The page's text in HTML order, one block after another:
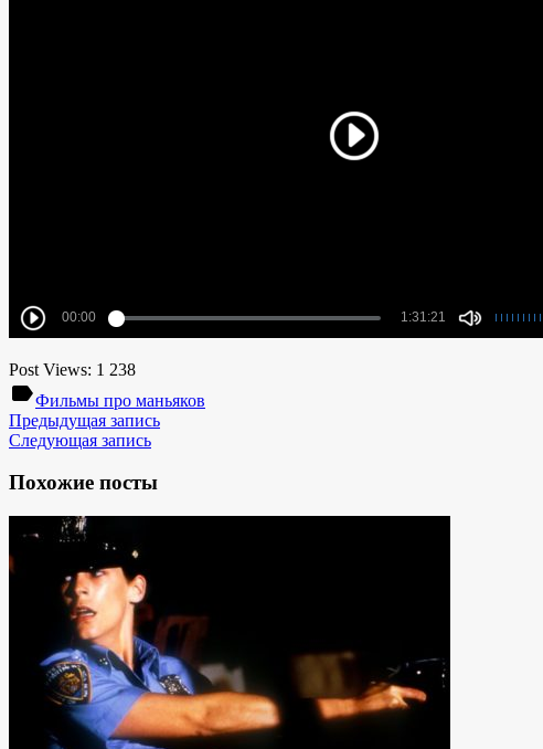
Post Views: 1 238
labelФильмы про маньяков
Предыдущая запись
Следующая запись
Похожие посты